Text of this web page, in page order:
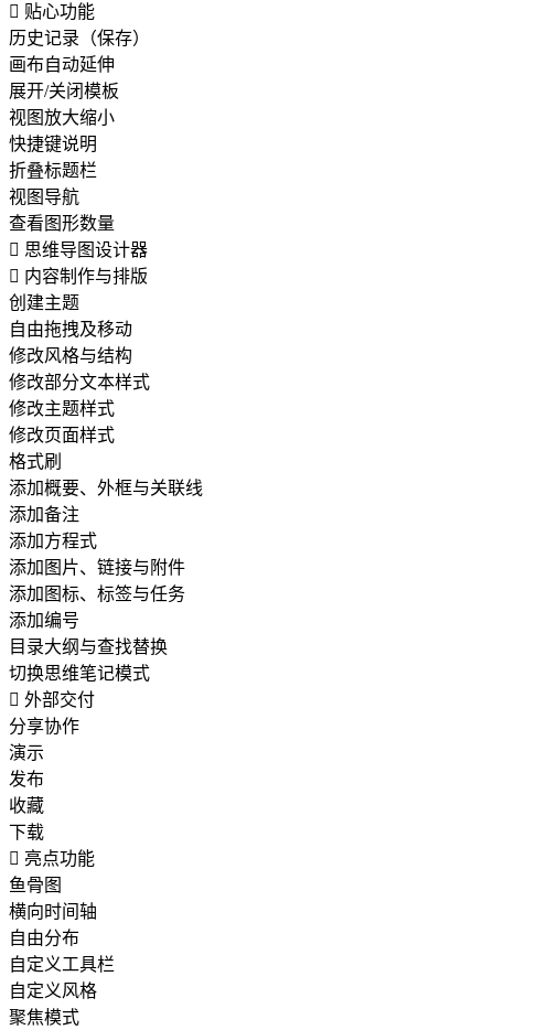
 贴心功能
历史记录（保存）
画布自动延伸
展开/关闭模板
视图放大缩小
快捷键说明
折叠标题栏
视图导航
查看图形数量
 思维导图设计器
 内容制作与排版
创建主题
自由拖拽及移动
修改风格与结构
修改部分文本样式
修改主题样式
修改页面样式
格式刷
添加概要、外框与关联线
添加备注
添加方程式
添加图片、链接与附件
添加图标、标签与任务
添加编号
目录大纲与查找替换
切换思维笔记模式
 外部交付
分享协作
演示
发布
收藏
下载
 亮点功能
鱼骨图
横向时间轴
自由分布
自定义工具栏
自定义风格
聚焦模式